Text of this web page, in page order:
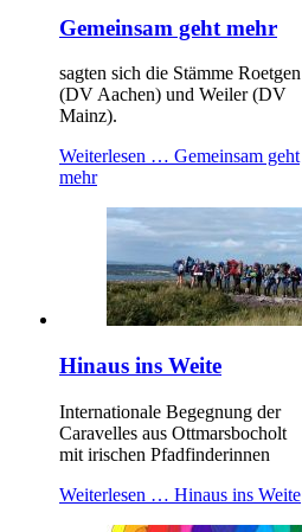
Gemeinsam geht mehr
sagten sich die Stämme Roetgen
(DV Aachen) und Weiler (DV
Mainz).
Weiterlesen … Gemeinsam geht
mehr
Hinaus ins Weite
Internationale Begegnung der
Caravelles aus Ottmarsbocholt
mit irischen Pfadfinderinnen
Weiterlesen … Hinaus ins Weite